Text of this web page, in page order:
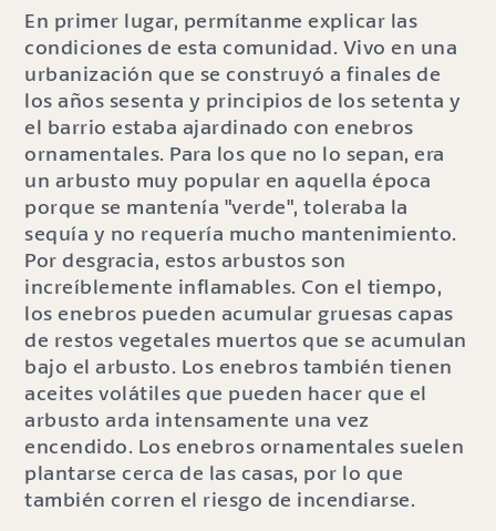
En primer lugar, permítanme explicar las
condiciones de esta comunidad. Vivo en una
urbanización que se construyó a finales de
los años sesenta y principios de los setenta y
el barrio estaba ajardinado con enebros
ornamentales. Para los que no lo sepan, era
un arbusto muy popular en aquella época
porque se mantenía "verde", toleraba la
sequía y no requería mucho mantenimiento.
Por desgracia, estos arbustos son
increíblemente inflamables. Con el tiempo,
los enebros pueden acumular gruesas capas
de restos vegetales muertos que se acumulan
bajo el arbusto. Los enebros también tienen
aceites volátiles que pueden hacer que el
arbusto arda intensamente una vez
encendido. Los enebros ornamentales suelen
plantarse cerca de las casas, por lo que
también corren el riesgo de incendiarse.